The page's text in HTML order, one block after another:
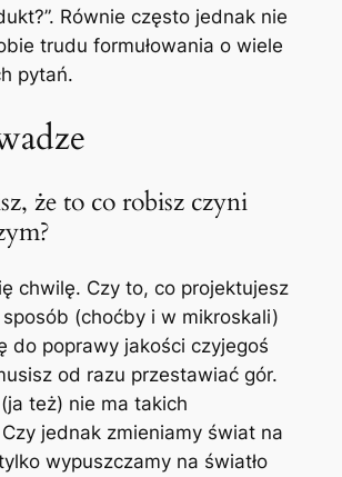
Równie często jednak nie
trudu formułowania o wiele
pytań.
że to co robisz czyni
chwilę. Czy to, co projektujesz
(choćby i w mikroskali)
do poprawy jakości czyjegoś
od razu przestawiać gór.
też) nie ma takich
jednak zmieniamy świat na
wypuszczamy na światło